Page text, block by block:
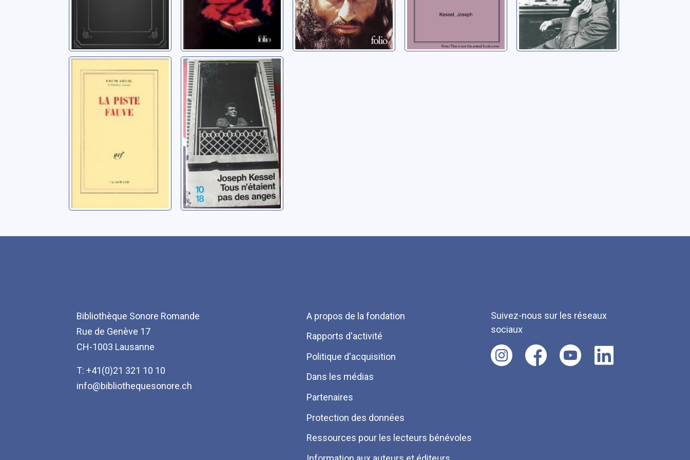
La piste fauve
Kessel, Joseph
Tous n'étaient
pas des anges
Kessel, Joseph
Bibliothèque Sonore Romande
Rue de Genève 17
CH-1003 Lausanne
T: +41(0)21 321 10 10
info@bibliothequesonore.ch
Menu
Pied
de
page
A propos de la fondation
Rapports d'activité
Politique d'acquisition
Dans les médias
Partenaires
Protection des données
Ressources pour les lecteurs bénévoles
Suivez-nous sur les réseaux
sociaux